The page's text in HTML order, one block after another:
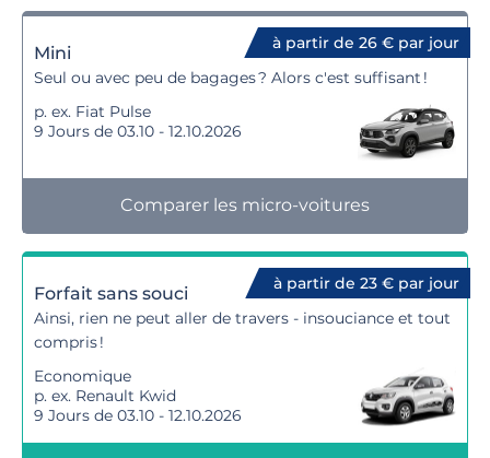
à partir de 26 € par jour
Mini
Seul ou avec peu de bagages ? Alors c'est suffisant !
p. ex. Fiat Pulse
9 Jours de 03.10 - 12.10.2026
Comparer les micro-voitures
à partir de 23 € par jour
Forfait sans souci
Ainsi, rien ne peut aller de travers - insouciance et tout
compris !
Economique
p. ex. Renault Kwid
9 Jours de 03.10 - 12.10.2026